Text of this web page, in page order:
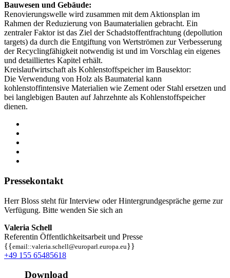
Bauwesen und Gebäude:
Renovierungswelle wird zusammen mit dem Aktionsplan im
Rahmen der Reduzierung von Baumaterialien gebracht. Ein
zentraler Faktor ist das Ziel der Schadstoffentfrachtung (depollution
targets) da durch die Entgiftung von Wertströmen zur Verbesserung
der Recyclingfähigkeit notwendig ist und im Vorschlag ein eigenes
und detailliertes Kapitel erhält.
Kreislaufwirtschaft als Kohlenstoffspeicher im Bausektor:
Die Verwendung von Holz als Baumaterial kann
kohlenstoffintensive Materialien wie Zement oder Stahl ersetzen und
bei langlebigen Bauten auf Jahrzehnte als Kohlenstoffspeicher
dienen.
Pressekontakt
Herr Bloss steht für Interview oder Hintergrundgespräche gerne zur
Verfügung. Bitte wenden Sie sich an
Valeria Schell
Referentin Öffentlichkeitsarbeit und Presse
{{email::valeria.schell@europarl.europa.eu}}
+49 155 65485618
Download